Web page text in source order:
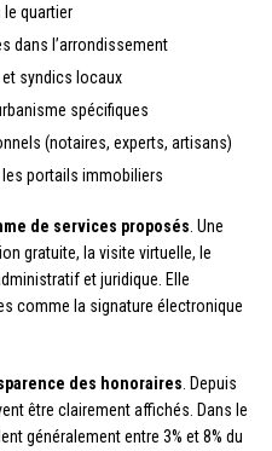
quartier
dans l’arrondissement
syndics locaux
spécifiques
(notaires, experts, artisans)
portails immobiliers
de services proposés . Une
gratuite, la visite virtuelle, le
et juridique. Elle
comme la signature électronique
des honoraires . Depuis
être clairement affichés. Dans le
généralement entre 3% et 8% du